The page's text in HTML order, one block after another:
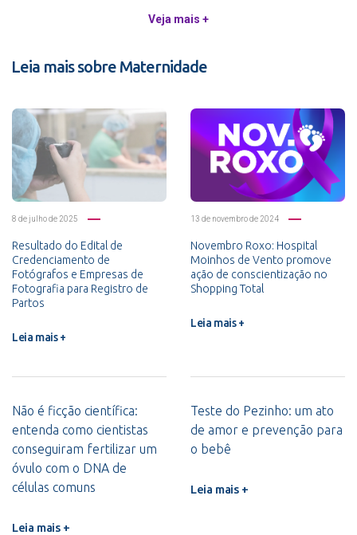
Veja mais +
Leia mais sobre Maternidade
8 de julho de 2025
Resultado do Edital de
Credenciamento de
Fotógrafos e Empresas de
Fotografia para Registro de
Partos
Leia mais +
13 de novembro de 2024
Novembro Roxo: Hospital
Moinhos de Vento promove
ação de conscientização no
Shopping Total
Leia mais +
Não é ficção científica:
entenda como cientistas
conseguiram fertilizar um
óvulo com o DNA de
células comuns
Leia mais +
Teste do Pezinho: um ato
de amor e prevenção para
o bebê
Leia mais +